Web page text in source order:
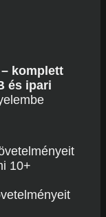
komplett
és ipari
10+